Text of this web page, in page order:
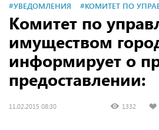
#УВЕДОМЛЕНИЯ #КОМИТЕТ ПО
Комитет по
имуществом
информирует о
предоставлении:
11.02.2015 08:30 1332